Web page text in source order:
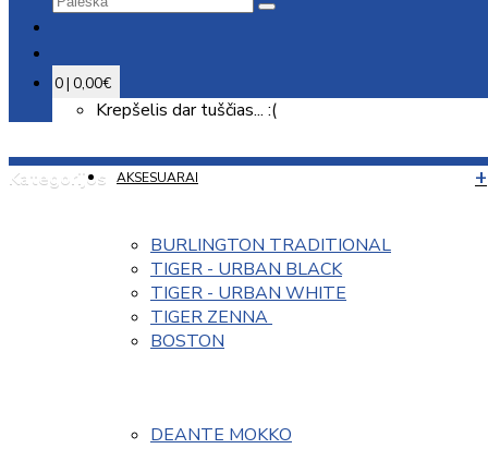
0 | 0,00€
Krepšelis dar tuščias... :(
Kategorijos AKSESUARAI
BURLINGTON TRADITIONAL
TIGER - URBAN BLACK
TIGER - URBAN WHITE
TIGER ZENNA
BOSTON
DEANTE MOKKO